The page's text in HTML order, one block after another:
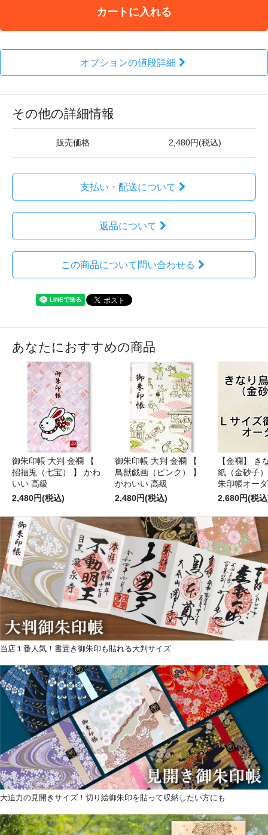
カートに入れる
オプションの値段詳細
その他の詳細情報
販売価格 2,480円(税込)
支払い・配送について
返品について
この商品について問い合わせる
あなたにおすすめの商品
御朱印帳 大判 金襴 【
招福兎（七宝） 】 かわ
いい 高級
2,480円(税込)
御朱印帳 大判 金襴 【
鳥獣戯画（ピンク） 】
かわいい 高級
2,480円(税込)
【金襴】 き
紙（金砂子
朱印帳オー
2,680円(税
当店１番人気！書置き御朱印も貼れる大判サイズ
大迫力の見開きサイズ！切り絵御朱印を貼って収納したい方にも